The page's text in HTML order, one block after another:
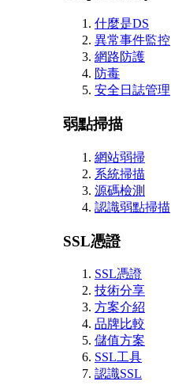
什麼是DS
異常事件監控
網路防護
防毒
安全日誌管理
弱點掃描
網站弱掃
系統掃描
源碼檢測
認識弱點掃描
SSL憑證
SSL憑證
技術分享
方案介紹
品牌比較
儲值方案
SSL工具
認識SSL